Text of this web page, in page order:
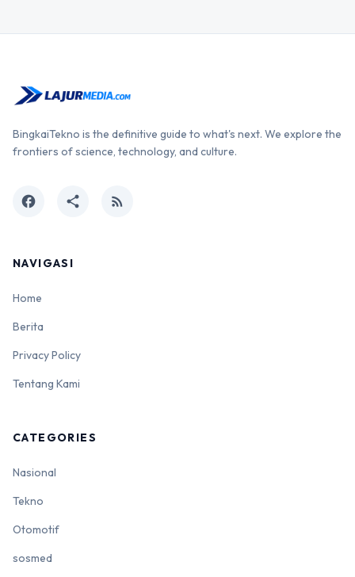
BingkaiTekno is the definitive guide to what's next. We explore the
frontiers of science, technology, and culture.
facebook share rss_feed
NAVIGASI
Home
Berita
Privacy Policy
Tentang Kami
CATEGORIES
Nasional
Tekno
Otomotif
sosmed